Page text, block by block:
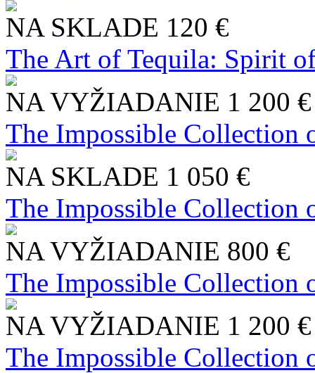
NA SKLADE 120 €
The Art of Tequila: Spirit
NA VYŽIADANIE 1 200 €
The Impossible Collection
NA SKLADE 1 050 €
The Impossible Collection
NA VYŽIADANIE 800 €
The Impossible Collection
NA VYŽIADANIE 1 200 €
The Impossible Collection